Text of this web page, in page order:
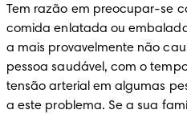
Tem razão em preocupar-se
comida enlatada ou
a mais provavelmente não
pessoa saudável, com o
tensão arterial em algumas
a este problema. Se a sua